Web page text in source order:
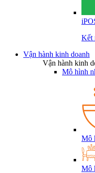
Kết
Vận hành kinh doanh
Vận hành kinh
Mô hình
Mô
Mô